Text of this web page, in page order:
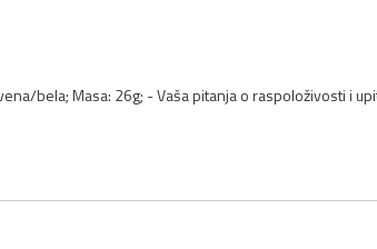
bela; Masa: 26g; - Vaša pitanja o raspoloživosti i